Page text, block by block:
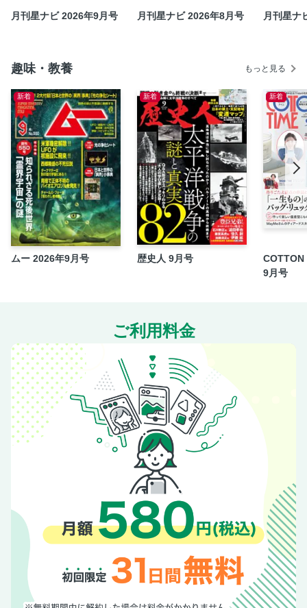
やみくも天文同好会／飲み星食い月す
買う買う大作戦
KAGAYA通信
星ナビギャラリー
銀ノ星 四光子の記憶
特別付録「夏の星空＆おでかけダイアリー」
月刊星ナビ 2026年9月号 月刊星ナビ 2026年8月号 月刊星ナ
趣味・教養 もっと見る
新着
ムー 2026年9月号
新着
歴史人 9月号
新着
COTTON
9月号
ご利用料金